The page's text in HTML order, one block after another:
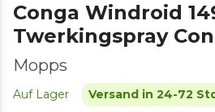
Conga Windroid
Twerkingspray
Mopps
Auf Lager Versand in 24-72